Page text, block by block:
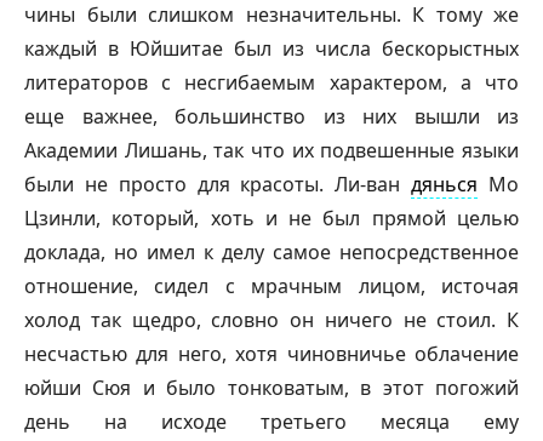
чины были слишком незначительны. К тому же
каждый в Юйшитае был из числа бескорыстных
литераторов с несгибаемым характером, а что
еще важнее, большинство из них вышли из
Академии Лишань, так что их подвешенные языки
были не просто для красоты. Ли-вандянься Мо
Цзинли, который, хоть и не был прямой целью
доклада, но имел к делу самое непосредственное
отношение, сидел с мрачным лицом, источая
холод так щедро, словно он ничего не стоил. К
несчастью для него, хотя чиновничье облачение
юйши Сюя и было тонковатым, в этот погожий
день на исходе третьего месяца ему